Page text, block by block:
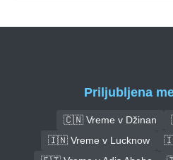
Priljubljena
🇨🇳 Vreme v Džinan
🇮🇳 Vreme v Lucknow